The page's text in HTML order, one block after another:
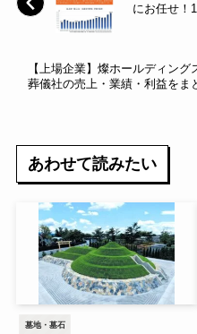
にお任せ！
とサポー
【上場企業】燦ホールディング
葬儀社の売上・業績・利益をま
あわせて読みたい
墓地・墓石